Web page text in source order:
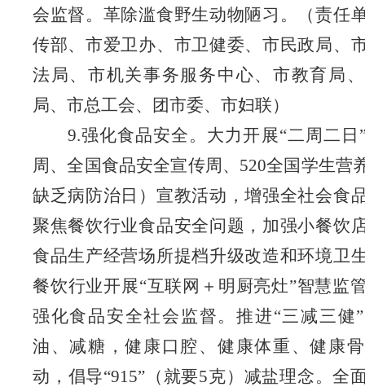
会监督。革除滥食野生动物陋习。
（责任
传部、市爱卫办、市卫健委、市民政局、
法局、市机关事务服务中心、市教育局
局、市总工会、团市委、市妇联）
9.强化食品安全。大力开展“二周二日
周、全国食品安全宣传周、520全国学生营
缺乏病防治日）宣教活动，增强全社会食
聚焦餐饮行业食品安全问题，加强小餐饮
食品生产经营场所提档升级改造和环境卫
餐饮行业开展“互联网＋明厨亮灶”智慧监
强化食品安全社会监督。推进“三减三健
油、减糖，健康口腔、健康体重、健康
动，倡导“915”（就要5克）减盐理念。全